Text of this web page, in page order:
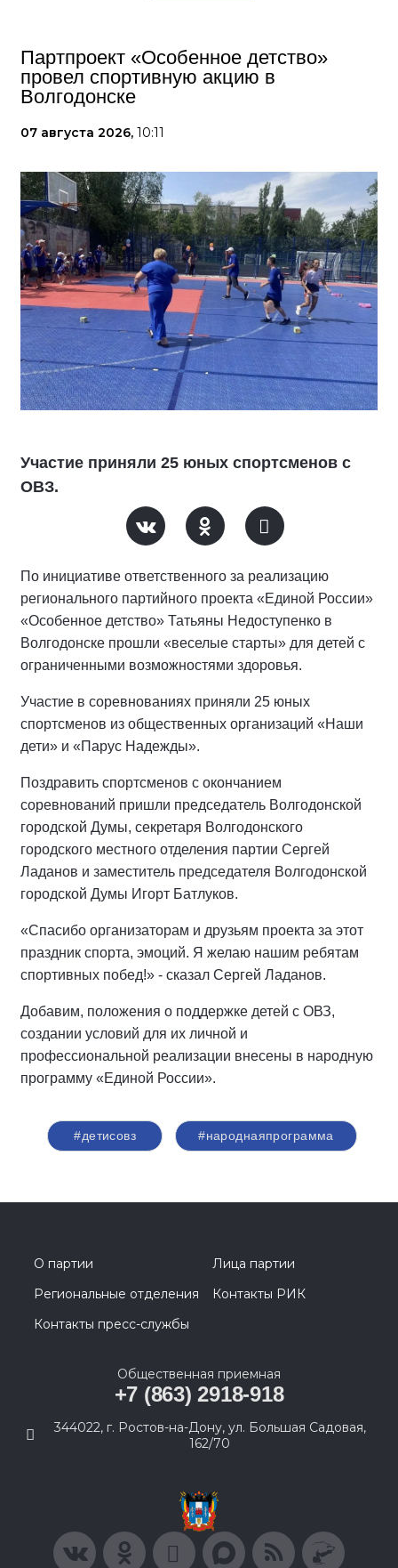
Партпроект «Особенное детство»
провел спортивную акцию в
Волгодонске
07 августа 2026, 10:11
Участие приняли 25 юных спортсменов с
ОВЗ.
По инициативе ответственного за реализацию
регионального партийного проекта «Единой России»
«Особенное детство» Татьяны Недоступенко в
Волгодонске прошли «веселые старты» для детей с
ограниченными возможностями здоровья.
Участие в соревнованиях приняли 25 юных
спортсменов из общественных организаций «Наши
дети» и «Парус Надежды».
Поздравить спортсменов с окончанием
соревнований пришли председатель Волгодонской
городской Думы, секретаря Волгодонского
городского местного отделения партии Сергей
Ладанов и заместитель председателя Волгодонской
городской Думы Игорт Батлуков.
«Спасибо организаторам и друзьям проекта за этот
праздник спорта, эмоций. Я желаю нашим ребятам
спортивных побед!» - сказал Сергей Ладанов.
Добавим, положения о поддержке детей с ОВЗ,
создании условий для их личной и
профессиональной реализации внесены в народную
программу «Единой России».
#детисовз #народнаяпрограмма
О партии
Лица партии
Региональные отделения
Контакты РИК
Контакты пресс-службы
Общественная приемная
+7 (863) 2918-918
344022, г. Ростов-на-Дону, ул. Большая Садовая,
162/70